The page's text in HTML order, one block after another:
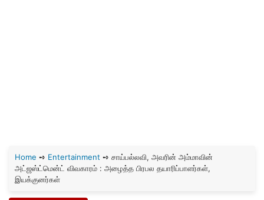
Home ➺ Entertainment ➺ சாய்பல்லவி, அவரின் அம்மாவின்
அட்ஜஸ்ட்மென்ட் விவகாரம் : அழைத்த பிரபல தயாரிப்பாளர்கள்,
இயக்குனர்கள்